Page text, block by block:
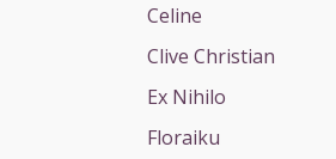
Celine
Clive Christian
Ex Nihilo
Floraiku